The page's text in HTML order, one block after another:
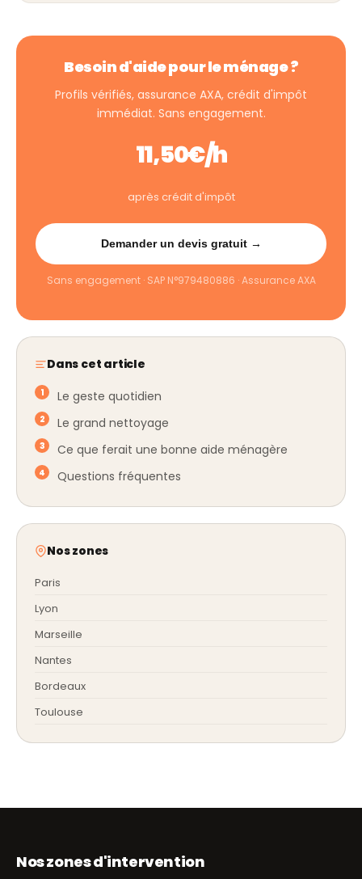
Besoin d'aide pour le ménage ?
Profils vérifiés, assurance AXA, crédit d'impôt
immédiat. Sans engagement.
11,50€/h
après crédit d'impôt
Demander un devis gratuit →
Sans engagement · SAP N°979480886 · Assurance AXA
Dans cet article
Le geste quotidien
Le grand nettoyage
Ce que ferait une bonne aide ménagère
Questions fréquentes
Nos zones
Paris
Lyon
Marseille
Nantes
Bordeaux
Toulouse
Nos zones d'intervention